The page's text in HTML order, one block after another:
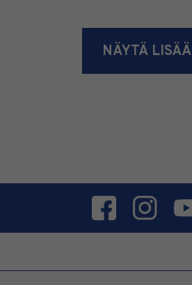
NÄYTÄ LISÄÄ